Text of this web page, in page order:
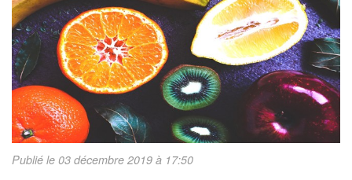
Publié le 03 décembre 2019 à 17:50